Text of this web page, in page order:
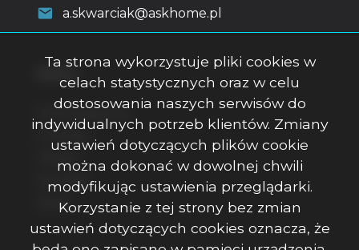
a.skwarciak@askhome.pl
Strona główna
O firmie
Kontakt
Rodo
Ta strona wykorzystuje pliki cookies w
celach statystycznych oraz w celu
dostosowania naszych serwisów do
indywidualnych potrzeb klientów. Zmiany
ustawień dotyczących plików cookie
można dokonać w dowolnej chwili
modyfikując ustawienia przeglądarki.
Korzystanie z tej strony bez zmian
ustawień dotyczących cookies oznacza, że